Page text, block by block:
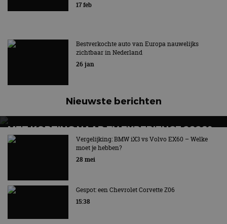
Hét symbool van vrijheid en rijplezier verdwijnt
17 feb
Bestverkochte auto van Europa nauwelijks
zichtbaar in Nederland
26 jan
Nieuwste berichten
MET KORTING NAAR EV EXPERIENCE 2026?
AUTORAI REGELT HET!
EV Experience 2026 van 24 tot 26 september
Vergelijking: BMW iX3 vs Volvo EX60 – Welke
moet je hebben?
28 mei
Gespot: een Chevrolet Corvette Z06
15:38